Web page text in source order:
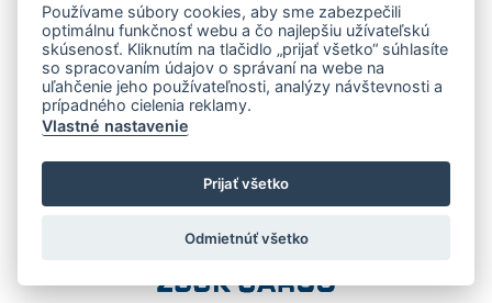
Používame súbory cookies, aby sme zabezpečili
optimálnu funkčnosť webu a čo najlepšiu užívateľskú
skúsenosť. Kliknutím na tlačidlo „prijať všetko“ súhlasíte
so spracovaním údajov o správaní na webe na
uľahčenie jeho používateľnosti, analýzy návštevnosti a
prípadného cielenia reklamy.
Vlastné nastavenie
Prijať všetko
Odmietnúť všetko